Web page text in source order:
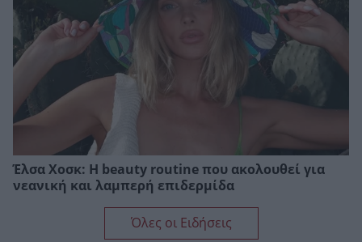
Έλσα Χοσκ: Η beauty routine που ακολουθεί για
νεανική και λαμπερή επιδερμίδα
Όλες οι Ειδήσεις